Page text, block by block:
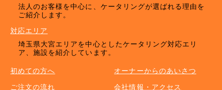
法人のお客様を中心に、ケータリングが選ばれる理由を
ご紹介します。
対応エリア
埼玉県大宮エリアを中心としたケータリング対応エリ
ア、施設を紹介しています。
初めての方へ
ご注文の流れ
オーナーからのあいさつ
会社情報・アクセス